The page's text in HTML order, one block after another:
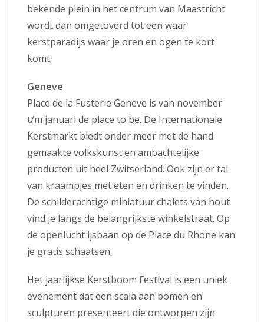
bekende plein in het centrum van Maastricht
wordt dan omgetoverd tot een waar
kerstparadijs waar je oren en ogen te kort
komt.
Geneve
Place de la Fusterie Geneve is van november
t/m januari de place to be. De Internationale
Kerstmarkt biedt onder meer met de hand
gemaakte volkskunst en ambachtelijke
producten uit heel Zwitserland. Ook zijn er tal
van kraampjes met eten en drinken te vinden.
De schilderachtige miniatuur chalets van hout
vind je langs de belangrijkste winkelstraat. Op
de openlucht ijsbaan op de Place du Rhone kan
je gratis schaatsen.
Het jaarlijkse Kerstboom Festival is een uniek
evenement dat een scala aan bomen en
sculpturen presenteert die ontworpen zijn